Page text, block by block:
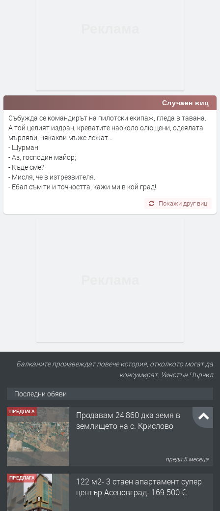
Случаен виц
Събужда се командирът на пилотски екипаж, гледа в тавана.
А той целият издран, креватите наоколо олющени, одеялата
мърляви, някакви мъже лежат...
- Щурман!
- Аз, господин майор;
- Къде сме?
- Мисля, че в изтрезвителя.
- Ебал съм ти и точността, кажи ми в кой град!
Покажи друг виц
Балканите произвеждат повече история, отколкото могат да
консумират. Уинстън Чърчил
Последни обяви
ПРЕДЛАГА
Продавам 24,860 дка земя в
землището на с. Крислово
преди 5 месеца
ПРЕДЛАГА
122 м2- 3 стаен апартамент супер
център Асеновград- 169 500 €.